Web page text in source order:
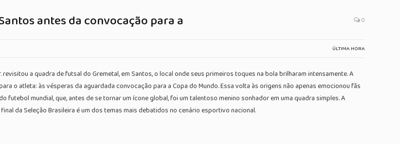
antes da convocação para a 0
ÚLTIMA HORA
a quadra de futsal do Gremetal, em Santos, o local onde seus primeiros toques na bola brilharam intensamente. A
o atleta: às vésperas da aguardada convocação para a Copa do Mundo. Essa volta às origens não apenas emocionou fãs
mundial, que, antes de se tornar um ícone global, foi um talentoso menino sonhador em uma quadra simples. A
da Seleção Brasileira é um dos temas mais debatidos no cenário esportivo nacional.